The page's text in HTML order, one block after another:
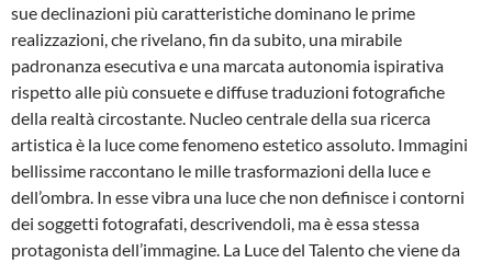
sue declinazioni più caratteristiche dominano le prime
realizzazioni, che rivelano, fin da subito, una mirabile
padronanza esecutiva e una marcata autonomia ispirativa
rispetto alle più consuete e diffuse traduzioni fotografiche
della realtà circostante. Nucleo centrale della sua ricerca
artistica è la luce come fenomeno estetico assoluto. Immagini
bellissime raccontano le mille trasformazioni della luce e
dell’ombra. In esse vibra una luce che non definisce i contorni
dei soggetti fotografati, descrivendoli, ma è essa stessa
protagonista dell’immagine. La Luce del Talento che viene da